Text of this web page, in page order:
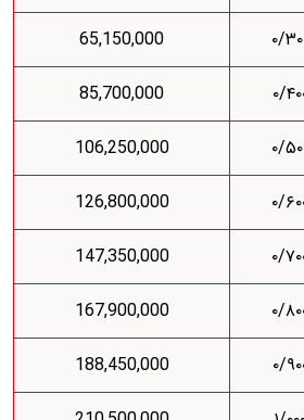
65,150,000
85,700,000
106,250,000
126,800,000
147,350,000
167,900,000
188,450,000